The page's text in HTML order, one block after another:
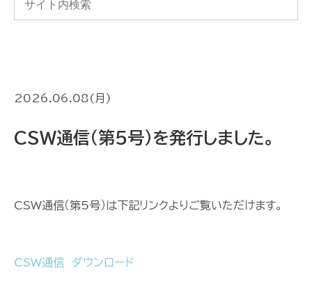
2026.06.08(月)
CSW通信（第5号）を発行しました。
CSW通信（第5号）は下記リンクよりご覧いただけます。
CSW通信 ダウンロード